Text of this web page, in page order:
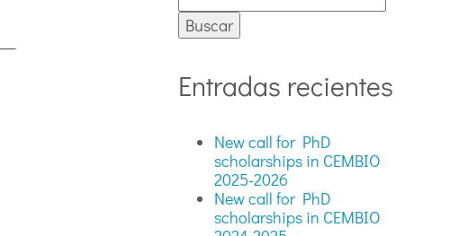
Entradas recientes
New call for PhD
scholarships in CEMBIO
2025-2026
New call for PhD
scholarships in CEMBIO